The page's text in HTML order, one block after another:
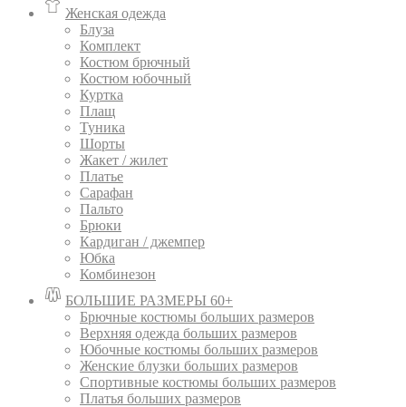
Женская одежда
Блуза
Комплект
Костюм брючный
Костюм юбочный
Куртка
Плащ
Туника
Шорты
Жакет / жилет
Платье
Сарафан
Пальто
Брюки
Кардиган / джемпер
Юбка
Комбинезон
БОЛЬШИЕ РАЗМЕРЫ 60+
Брючные костюмы больших размеров
Верхняя одежда больших размеров
Юбочные костюмы больших размеров
Женские блузки больших размеров
Спортивные костюмы больших размеров
Платья больших размеров